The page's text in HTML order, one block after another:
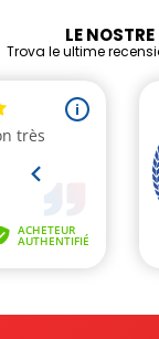
LE
Trova le ultime